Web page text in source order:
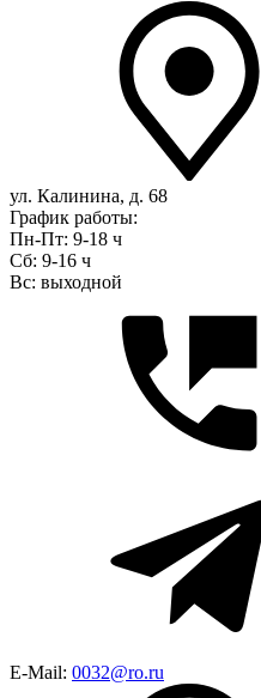
ул. Калинина, д. 68
График работы:
Пн-Пт: 9-18 ч
Сб: 9-16 ч
Вс: выходной
E-Mail: 0032@ro.ru